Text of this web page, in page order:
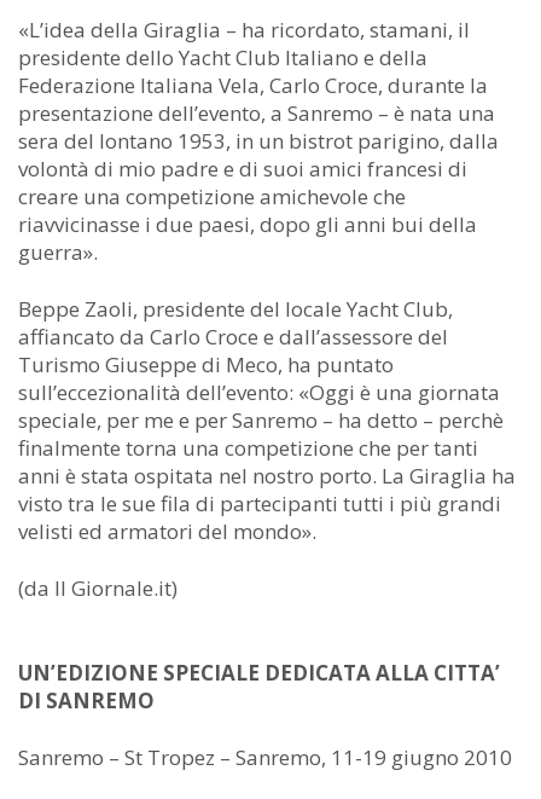
«L’idea della Giraglia – ha ricordato, stamani, il
presidente dello Yacht Club Italiano e della
Federazione Italiana Vela, Carlo Croce, durante la
presentazione dell’evento, a Sanremo – è nata una
sera del lontano 1953, in un bistrot parigino, dalla
volontà di mio padre e di suoi amici francesi di
creare una competizione amichevole che
riavvicinasse i due paesi, dopo gli anni bui della
guerra».
Beppe Zaoli, presidente del locale Yacht Club,
affiancato da Carlo Croce e dall’assessore del
Turismo Giuseppe di Meco, ha puntato
sull’eccezionalità dell’evento: «Oggi è una giornata
speciale, per me e per Sanremo – ha detto – perchè
finalmente torna una competizione che per tanti
anni è stata ospitata nel nostro porto. La Giraglia ha
visto tra le sue fila di partecipanti tutti i più grandi
velisti ed armatori del mondo».
(da Il Giornale.it)
UN’EDIZIONE SPECIALE DEDICATA ALLA CITTA’
DI SANREMO
Sanremo – St Tropez – Sanremo, 11-19 giugno 2010